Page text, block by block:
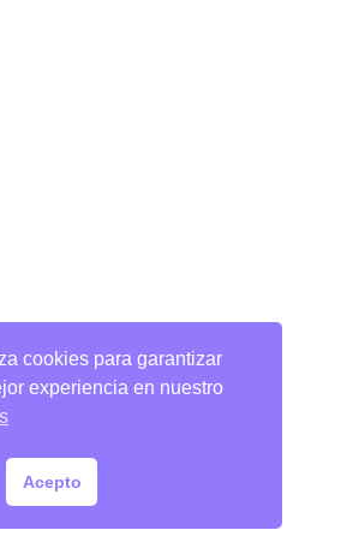
cookies para garantizar
experiencia en nuestro
Acepto